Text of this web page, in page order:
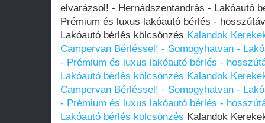
elvarázsol! - Hernádszentandrás - Lakóautó
Prémium és luxus lakóautó bérlés -
Lakóautó bérlés kölcsönzés Kalandok
Campervan Bérléssel! - Somogyhatvan -
- Prémium és luxus lakóautó bérlés -
Lakóautó bérlés kölcsönzés Kalandok
Campervan Bérléssel! - Somogyhatvan -
- Prémium és luxus lakóautó bérlés -
Lakóautó bérlés kölcsönzés Kalandok